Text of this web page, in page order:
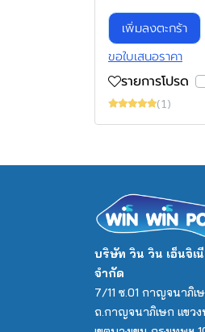
เพิ่มลงตะกร้า
ขอใบเสนอราคา
รายการโปรด
(1)
บริษัท วิน วิน เอ็นจิเ
จำกัด
7/11 ซ.01 กาญจนาภิเ
ถ.กาญจนาภิเษก แขวง